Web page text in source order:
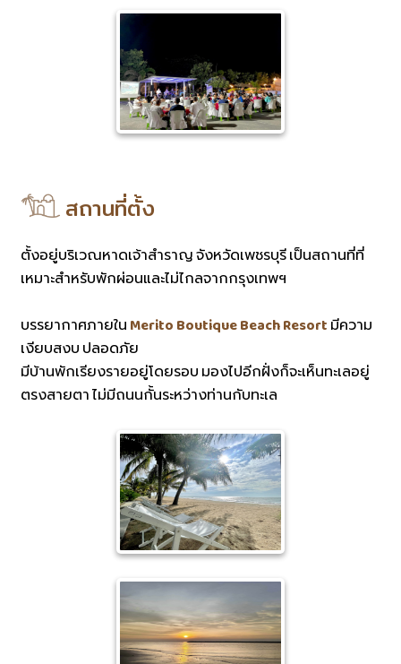
สถานที่ตั้ง
ตั้งอยู่บริเวณหาดเจ้าสำราญ จังหวัดเพชรบุรี เป็นสถานที่ที่
เหมาะสำหรับพักผ่อนและไม่ไกลจากกรุงเทพฯ
บรรยากาศภายในMerito Boutique Beach Resortมีความ
เงียบสงบ ปลอดภัย
มีบ้านพักเรียงรายอยู่โดยรอบ มองไปอีกฝั่งก็จะเห็นทะเลอยู่
ตรงสายตา ไม่มีถนนกั้นระหว่างท่านกับทะเล